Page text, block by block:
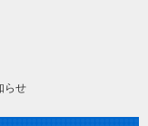
らせ